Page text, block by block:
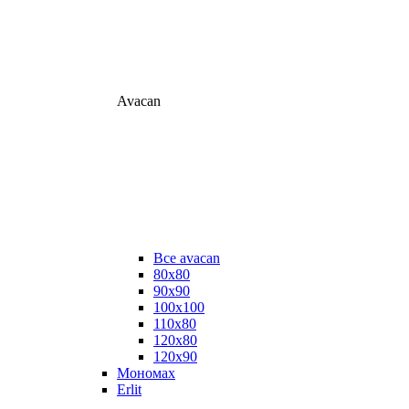
Avacan
Все avacan
80х80
90х90
100х100
110х80
120х80
120х90
Мономах
Erlit